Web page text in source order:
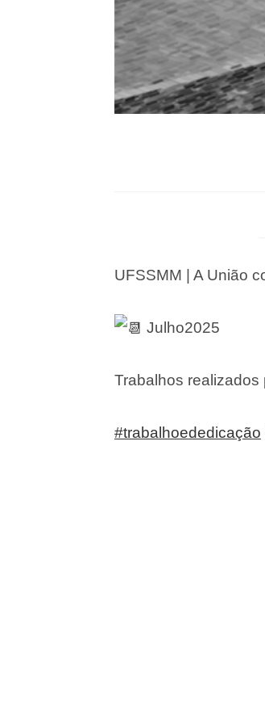
UFSSMM | A União
Julho2025
Trabalhos
#trabalhoededicação